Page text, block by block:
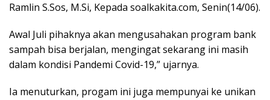
Ramlin S.Sos, M.Si, Kepada soalkakita.com, Senin(14/06).
Awal Juli pihaknya akan mengusahakan program bank
sampah bisa berjalan, mengingat sekarang ini masih
dalam kondisi Pandemi Covid-19,” ujarnya.
Ia menuturkan, progam ini juga mempunyai ke unikan